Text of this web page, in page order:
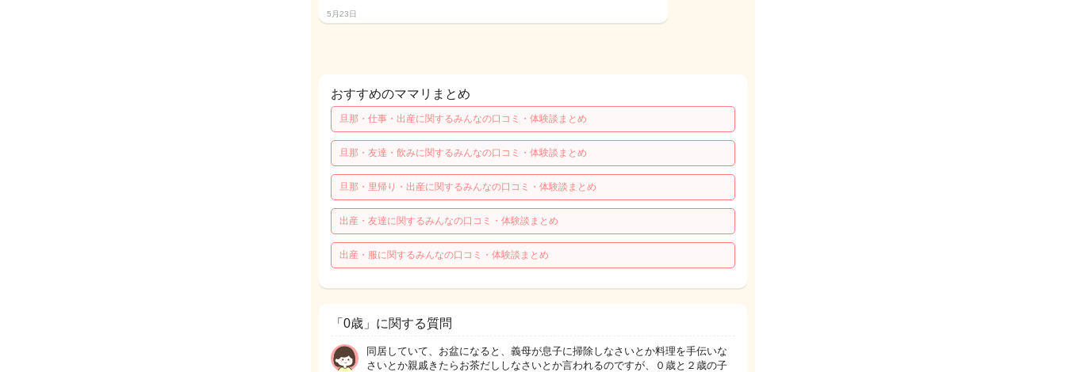
5月23日
おすすめのママリまとめ
旦那・仕事・出産に関するみんなの口コミ・体験談まとめ
旦那・友達・飲みに関するみんなの口コミ・体験談まとめ
旦那・里帰り・出産に関するみんなの口コミ・体験談まとめ
出産・友達に関するみんなの口コミ・体験談まとめ
出産・服に関するみんなの口コミ・体験談まとめ
「0歳」に関する質問
同居していて、お盆になると、義母が息子に掃除しなさいとか料理を手伝いな
さいとか親戚きたらお茶だししなさいとか言われるのですが、０歳と２歳の子